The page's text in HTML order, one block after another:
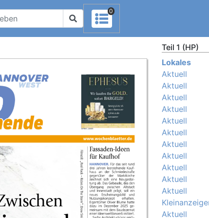
0
Teil 1 (HP)
Lokales
Aktuell
Aktuell
Aktuell
Aktuell
Aktuell
Aktuell
Aktuell
Aktuell
Aktuell
Aktuell
Aktuell
Aktuell